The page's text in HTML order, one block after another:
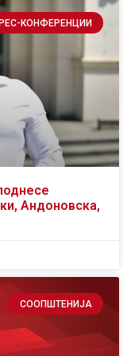
КОНФЕРЕНЦИИ
Андоновска,
СООПШТЕНИЈА